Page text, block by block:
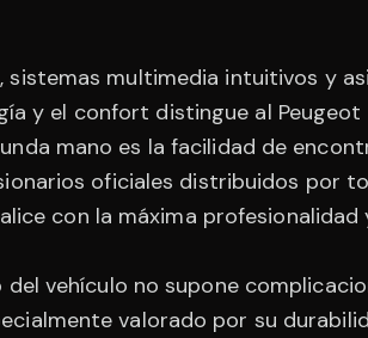
sistemas multimedia intuitivos y
y el confort distingue al
mano es la facilidad de
oficiales distribuidos por
con la máxima profesionalidad
vehículo no supone
valorado por su